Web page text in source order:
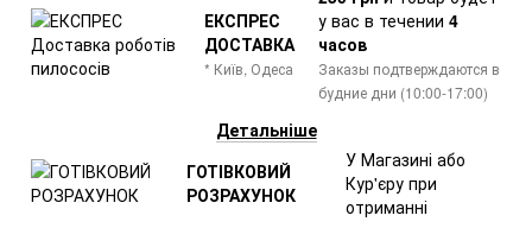
ЕКСПРЕС
ДОСТАВКА
* Київ, Одеса
у вас в течении 4
часов
Заказы подтверждаются в
будние дни (10:00-17:00)
Детальніше
ГОТІВКОВИЙ
РОЗРАХУНОК
У Магазині або
Кур'єру при
отриманні